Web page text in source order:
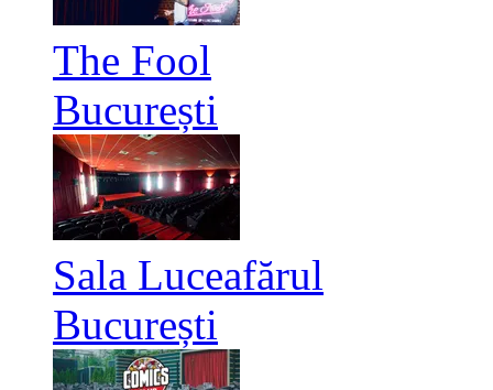
The Fool
București
Sala Luceafărul
București